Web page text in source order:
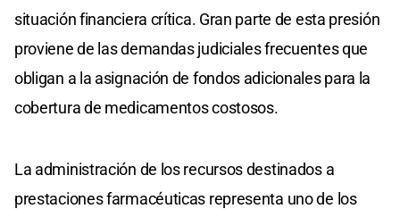
situación financiera crítica. Gran parte de esta presión
proviene de las demandas judiciales frecuentes que
obligan a la asignación de fondos adicionales para la
cobertura de medicamentos costosos.
La administración de los recursos destinados a
prestaciones farmacéuticas representa uno de los